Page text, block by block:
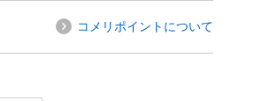
コメリポイントについて